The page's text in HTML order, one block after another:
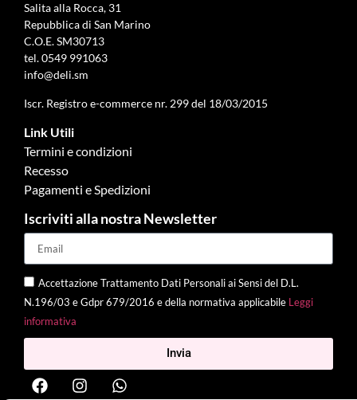
Salita alla Rocca, 31
Repubblica di San Marino
C.O.E. SM30713
tel.0549 991063
info@deli.sm
Iscr. Registro e-commerce nr. 299 del 18/03/2015
Link Utili
Termini e condizioni
Recesso
Pagamenti e Spedizioni
Iscriviti alla nostra Newsletter
Accettazione Trattamento Dati Personali ai Sensi del D.L.
N.196/03 e Gdpr 679/2016 e della normativa applicabile Leggi
informativa
Invia